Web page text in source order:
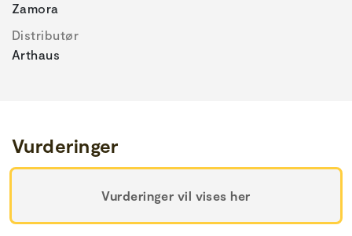
Zamora
Distributør
Arthaus
Vurderinger
Vurderinger vil vises her